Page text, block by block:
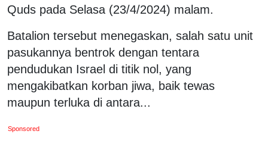
Quds pada Selasa (23/4/2024) malam.
Batalion tersebut menegaskan, salah satu unit
pasukannya bentrok dengan tentara
pendudukan Israel di titik nol, yang
mengakibatkan korban jiwa, baik tewas
maupun terluka di antara...
Sponsored